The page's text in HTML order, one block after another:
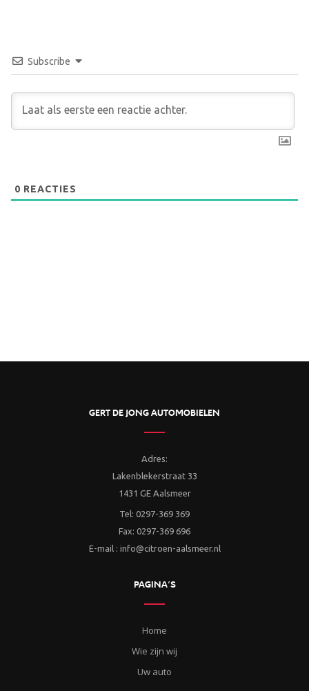
Subscribe
0 REACTIES
GERT DE JONG AUTOMOBIELEN
Adres:
Lakenblekerstraat 33
1431 GE Aalsmeer
Tel: 0297-369 369
Fax: 0297-369 696
E-mail : info@citroen-aalsmeer.nl
PAGINA’S
Home
Wie zijn wij
Uw auto